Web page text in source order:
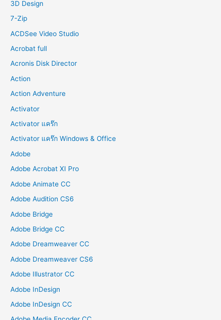
3D Design
7-Zip
ACDSee Video Studio
Acrobat full
Acronis Disk Director
Action
Action Adventure
Activator
Activator แคร๊ก
Activator แคร๊ก Windows & Office
Adobe
Adobe Acrobat XI Pro
Adobe Animate CC
Adobe Audition CS6
Adobe Bridge
Adobe Bridge CC
Adobe Dreamweaver CC
Adobe Dreamweaver CS6
Adobe Illustrator CC
Adobe InDesign
Adobe InDesign CC